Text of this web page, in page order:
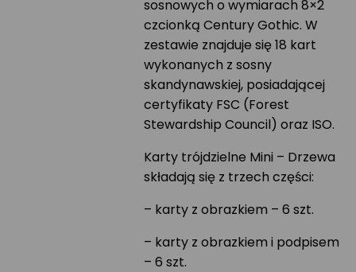
sosnowych o wymiarach 8×2
czcionką Century Gothic. W
zestawie znajduje się 18 kart
wykonanych z sosny
skandynawskiej, posiadającej
certyfikaty FSC (Forest
Stewardship Council) oraz ISO.
Karty trójdzielne Mini – Drzewa
składają się z trzech części:
– karty z obrazkiem – 6 szt.
– karty z obrazkiem i podpisem
– 6 szt.